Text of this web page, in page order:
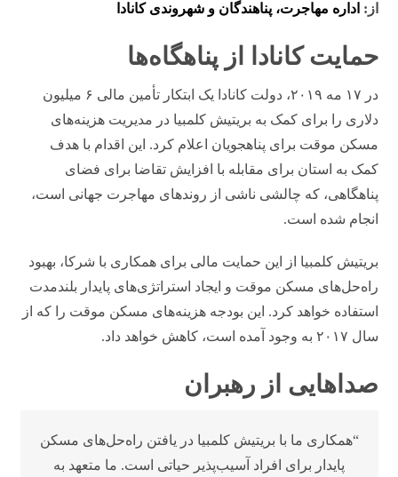
از: اداره مهاجرت، پناهندگان و شهروندی کانادا
حمایت کانادا از پناهگاه‌ها
در ۱۷ مه ۲۰۱۹، دولت کانادا یک ابتکار تأمین مالی ۶ میلیون
دلاری را برای کمک به بریتیش کلمبیا در مدیریت هزینه‌های
مسکن موقت برای پناهجویان اعلام کرد. این اقدام با هدف
کمک به استان برای مقابله با افزایش تقاضا برای فضای
پناهگاهی، که چالشی ناشی از روندهای مهاجرت جهانی است،
انجام شده است.
بریتیش کلمبیا از این حمایت مالی برای همکاری با شرکا، بهبود
راه‌حل‌های مسکن موقت و ایجاد استراتژی‌های پایدار بلندمدت
استفاده خواهد کرد. این بودجه هزینه‌های مسکن موقت را که از
سال ۲۰۱۷ به وجود آمده است، کاهش خواهد داد.
صداهایی از رهبران
“همکاری ما با بریتیش کلمبیا در یافتن راه‌حل‌های مسکن
پایدار برای افراد آسیب‌پذیر حیاتی است. ما متعهد به